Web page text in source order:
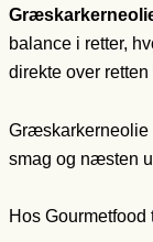
balance i retter,
direkte over
Græskarkerneolie
smag og næsten
Hos Gourmetfood